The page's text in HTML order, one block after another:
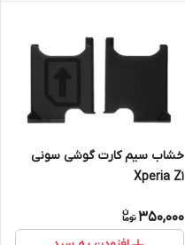
خشاب سیم کارت گوشی سونی
Xperia Z1
350,000